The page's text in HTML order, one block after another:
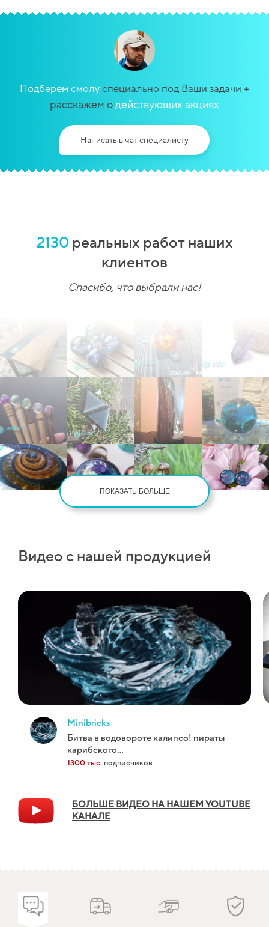
Подберем смолуспециально под Ваши задачи +
расскажем одействующих акциях
Написать в чат специалисту
2130 реальных работ наших
клиентов
Спасибо, что выбрали нас!
ПОКАЗАТЬ БОЛЬШЕ
Видео с нашей продукцией
minibricks
битва в водовороте калипсо! пираты
карибского...
1300 тыс. подписчиков
БОЛЬШЕ ВИДЕО НА НАШЕМ YOUTUBE
КАНАЛЕ